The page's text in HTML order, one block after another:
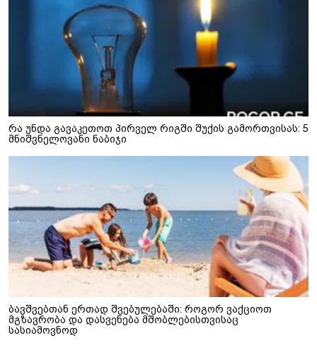
რა უნდა გავაკეთოთ პირველ რიგში შუქის გამორთვისას: 5
მნიშვნელოვანი ნაბიჯი
ბავშვებთან ერთად შვებულებაში: როგორ ვაქციოთ
მგზავრობა და დასვენება მშობლებისთვისაც
სასიამოვნოდ